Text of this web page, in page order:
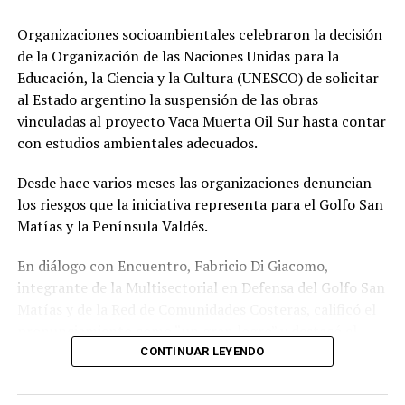
Organizaciones socioambientales celebraron la decisión
de la Organización de las Naciones Unidas para la
Educación, la Ciencia y la Cultura (UNESCO) de solicitar
al Estado argentino la suspensión de las obras
vinculadas al proyecto Vaca Muerta Oil Sur hasta contar
con estudios ambientales adecuados.
Desde hace varios meses las organizaciones denuncian
los riesgos que la iniciativa representa para el Golfo San
Matías y la Península Valdés.
En diálogo con Encuentro, Fabricio Di Giacomo,
integrante de la Multisectorial en Defensa del Golfo San
trabajo articulado entre organizaciones ambientales,
científicos y comunidades para llevar la preocupación
ante organismos internacionales.
CONTINUAR LEYENDO